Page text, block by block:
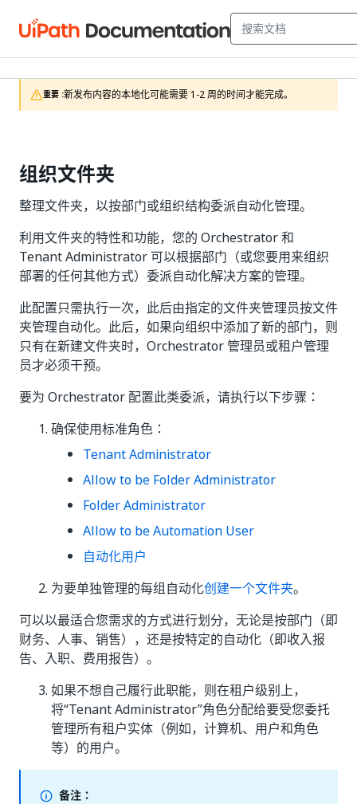
重要 :新发布内容的本地化可能需要 1-2 周的时间才能完成。
组织文件夹
整理文件夹，以按部门或组织结构委派自动化管理。
利用文件夹的特性和功能，您的 Orchestrator 和
Tenant Administrator 可以根据部门（或您要用来组织
部署的任何其他方式）委派自动化解决方案的管理。
此配置只需执行一次，此后由指定的文件夹管理员按文件
夹管理自动化。此后，如果向组织中添加了新的部门，则
只有在新建文件夹时，Orchestrator 管理员或租户管理
员才必须干预。
要为 Orchestrator 配置此类委派，请执行以下步骤：
确保使用标准角色：
Tenant Administrator
Allow to be Folder Administrator
Folder Administrator
Allow to be Automation User
自动化用户
为要单独管理的每组自动化创建一个文件夹。
可以以最适合您需求的方式进行划分，无论是按部门（即
财务、人事、销售），还是按特定的自动化（即收入报
告、入职、费用报告）。
如果不想自己履行此职能，则在租户级别上，
将“Tenant Administrator”角色分配给要受您委托
管理所有租户实体（例如，计算机、用户和角色
等）的用户。
备注：